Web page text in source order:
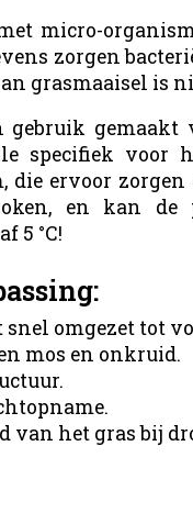
micro-
zorgen
grasmaaisel is
gebruik
specifiek voor
die ervoor
en kan
5 °C!
omgezet tot
mos en onkruid.
van het gras bij